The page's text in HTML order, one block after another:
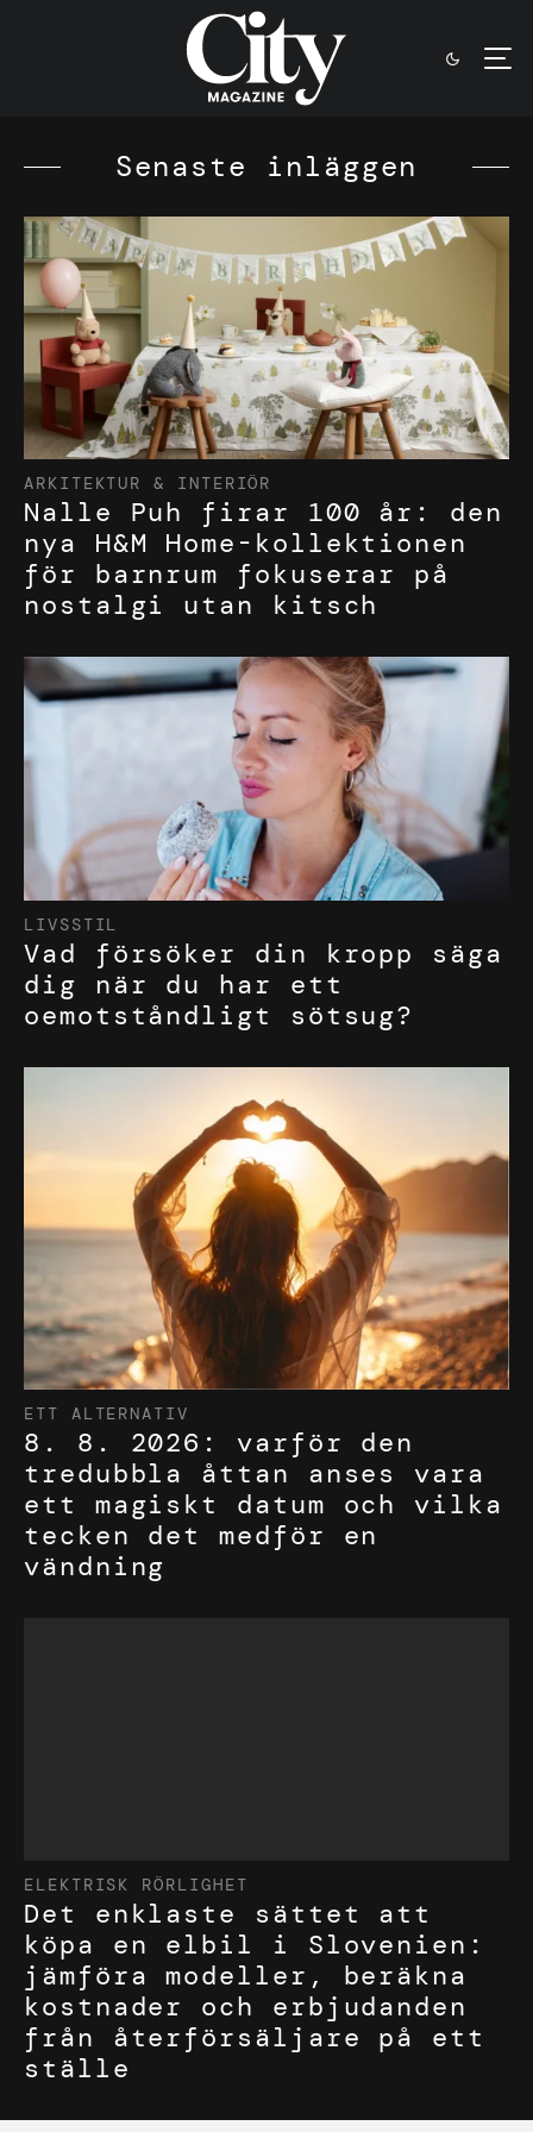
Senaste inläggen
ARKITEKTUR & INTERIÖR
Nalle Puh firar 100 år: den
nya H&M Home-kollektionen
för barnrum fokuserar på
nostalgi utan kitsch
LIVSSTIL
Vad försöker din kropp säga
dig när du har ett
oemotståndligt sötsug?
ETT ALTERNATIV
8. 8. 2026: varför den
tredubbla åttan anses vara
ett magiskt datum och vilka
tecken det medför en
vändning
ELEKTRISK RÖRLIGHET
Det enklaste sättet att
köpa en elbil i Slovenien:
jämföra modeller, beräkna
kostnader och erbjudanden
från återförsäljare på ett
ställe